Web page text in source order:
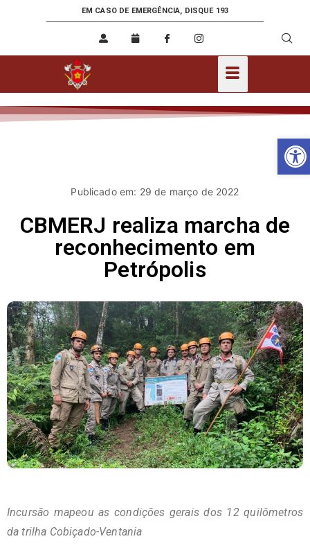
EM CASO DE EMERGÊNCIA, DISQUE 193
Publicado em: 29 de março de 2022
CBMERJ realiza marcha de
reconhecimento em
Petrópolis
Incursão mapeou as condições gerais dos 12 quilômetros
da trilha Cobiçado-Ventania